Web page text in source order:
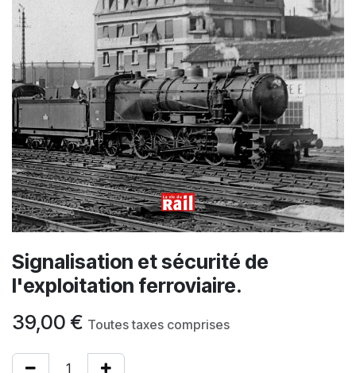
Signalisation et sécurité de
l'exploitation ferroviaire.
39,00 € Toutes taxes comprises